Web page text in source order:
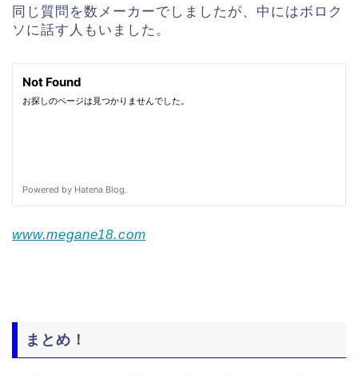
同じ質問を数メーカーでしましたが、中にはボロク
ソに話す人もいました。
www.megane18.com
まとめ！